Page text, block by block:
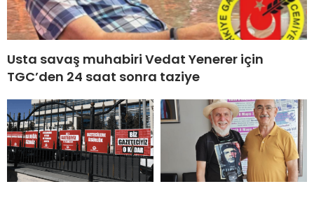
Usta savaş muhabiri Vedat Yenerer için
TGC’den 24 saat sonra taziye